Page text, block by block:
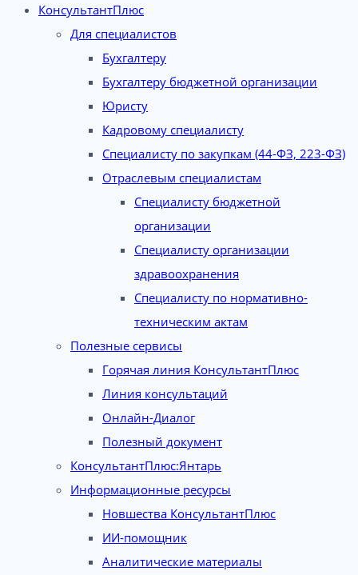
КонсультантПлюс
Для специалистов
Бухгалтеру
Бухгалтеру бюджетной организации
Юристу
Кадровому специалисту
Специалисту по закупкам (44-ФЗ, 223-ФЗ)
Отраслевым специалистам
Специалисту бюджетной
организации
Специалисту организации
здравоохранения
Специалисту по нормативно-
техническим актам
Полезные сервисы
Горячая линия КонсультантПлюс
Линия консультаций
Онлайн-Диалог
Полезный документ
КонсультантПлюс:Янтарь
Информационные ресурсы
Новшества КонсультантПлюс
ИИ-помощник
Аналитические материалы